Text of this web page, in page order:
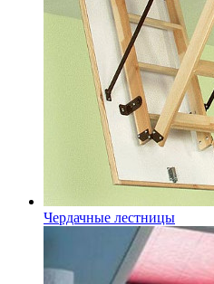
Чердачные лестницы